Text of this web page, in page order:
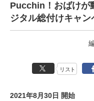
Pucchin！おばけが
ジタル総付けキャン
リスト
2021年8月30日 開始